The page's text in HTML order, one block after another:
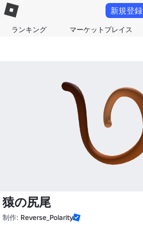
ランキング マーケットプレイス
新規登録
猿の尻尾
制作: Reverse_Polarity